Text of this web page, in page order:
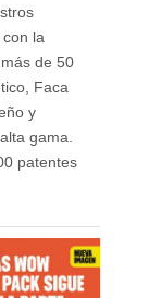
la
de 50
Faca
y
gama.
patentes